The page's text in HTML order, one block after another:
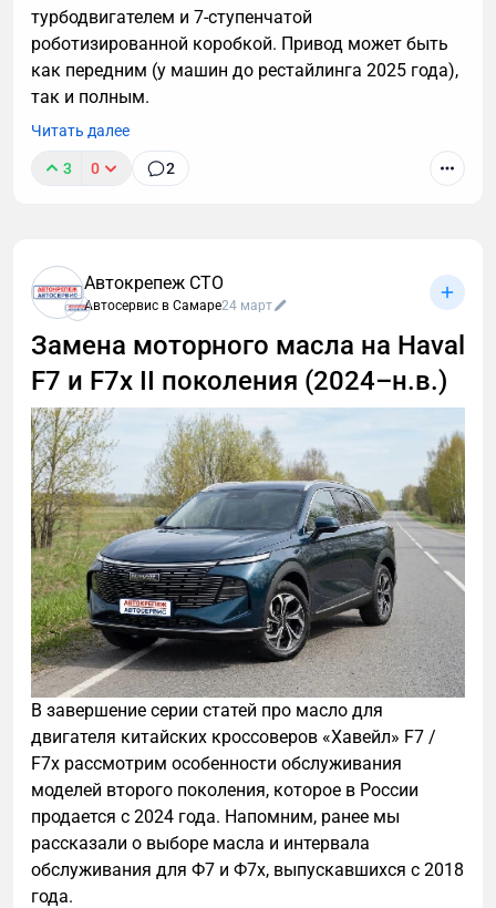
турбодвигателем и 7-ступенчатой
роботизированной коробкой. Привод может быть
как передним (у машин до рестайлинга 2025 года),
так и полным.
Читать далее
3 0 2
Автокрепеж СТО
Автосервис в Самаре24 март
Замена моторного масла на Haval
F7 и F7x II поколения (2024–н.в.)
В завершение серии статей про масло для
двигателя китайских кроссоверов «Хавейл» F7 /
F7x рассмотрим особенности обслуживания
моделей второго поколения, которое в России
продается с 2024 года. Напомним, ранее мы
рассказали о выборе масла и интервала
обслуживания для Ф7 и Ф7x, выпускавшихся с 2018
года.